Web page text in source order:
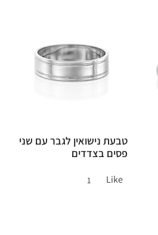
טבעת נישואין לגבר עם שני
פסים בצדדים
Like
1